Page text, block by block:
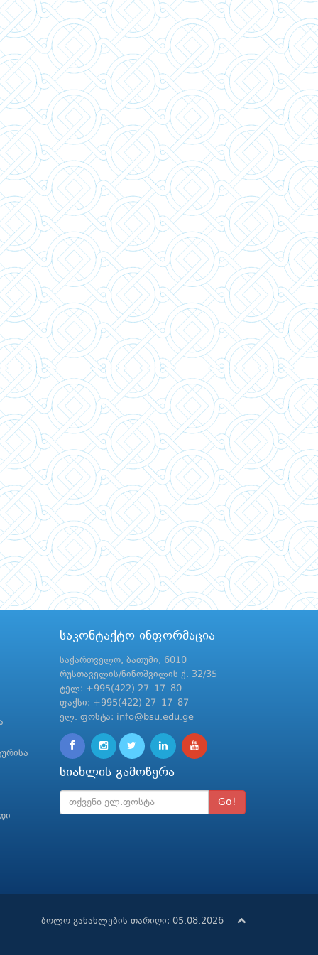
საკონტაქტო ინფორმაცია
საქართველო, ბათუმი, 6010
რუსთაველის/ნინოშვილის ქ. 32/35
ტელ: +995(422) 27–17–80
ფაქსი: +995(422) 27–17–87
ელ. ფოსტა: info@bsu.edu.ge
სიახლის გამოწერა
Go!
ბოლო განახლების თარიღი: 05.08.2026